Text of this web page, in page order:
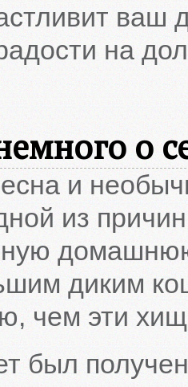
на
о
и
из
диким
чем эти
был